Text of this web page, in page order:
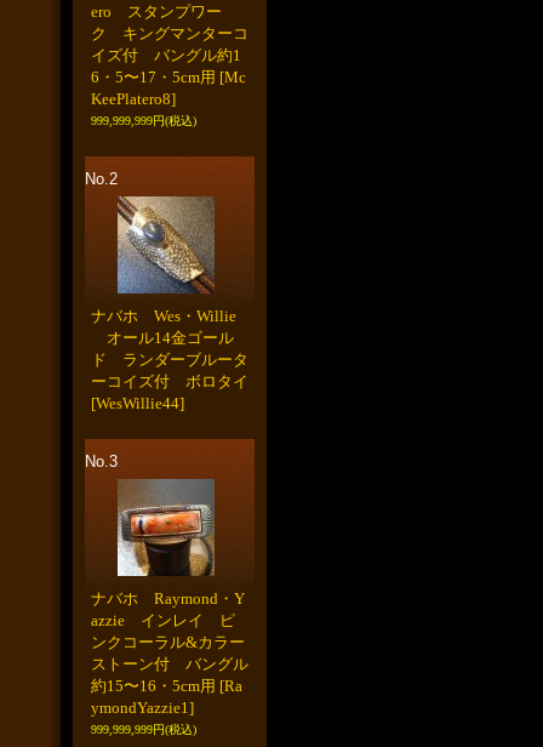
ero スタンプワー
ク キングマンターコ
イズ付 バングル約1
6・5〜17・5cm用 [Mc
KeePlatero8]
999,999,999円(税込)
No.2
ナバホ Wes・Willie
オール14金ゴール
ド ランダーブルータ
ーコイズ付 ボロタイ
[WesWillie44]
No.3
ナバホ Raymond・Y
azzie インレイ ピ
ンクコーラル&カラー
ストーン付 バングル
約15〜16・5cm用 [Ra
ymondYazzie1]
999,999,999円(税込)